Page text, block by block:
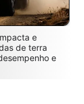
e
de terra
e